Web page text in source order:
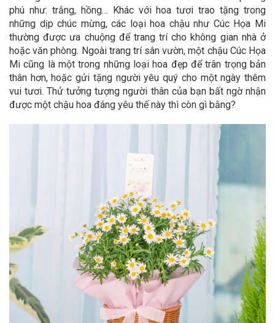
phú như: trắng, hồng… Khác với hoa tươi trao tặng trong
những dịp chúc mừng, các loại hoa chậu như Cúc Họa Mi
thường được ưa chuộng để trang trí cho không gian nhà ở
hoặc văn phòng. Ngoài trang trí sân vườn, một chậu Cúc Họa
Mi cũng là một trong những loại hoa đẹp để trân trọng bản
thân hơn, hoặc gửi tặng người yêu quý cho một ngày thêm
vui tươi. Thử tưởng tượng người thân của bạn bất ngờ nhận
được một chậu hoa đáng yêu thế này thì còn gì bằng?